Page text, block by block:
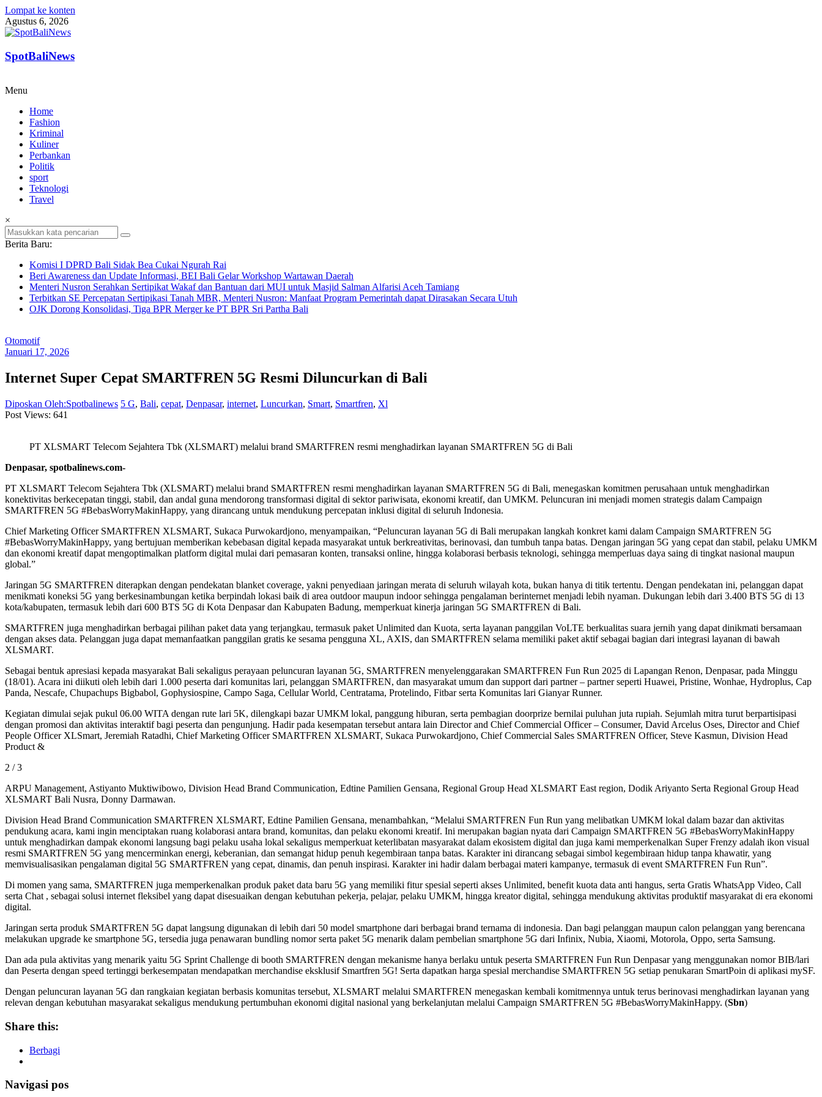
Lompat ke konten
Agustus 6, 2026
SpotBaliNews
Menu
Home
Fashion
Kriminal
Kuliner
Perbankan
Politik
sport
Teknologi
Travel
×
Berita Baru:
Komisi I DPRD Bali Sidak Bea Cukai Ngurah Rai
Beri Awareness dan Update Informasi, BEI Bali Gelar Workshop Wartawan Daerah
Menteri Nusron Serahkan Sertipikat Wakaf dan Bantuan dari MUI untuk Masjid Salman Alfarisi Aceh Tamiang
Terbitkan SE Percepatan Sertipikasi Tanah MBR, Menteri Nusron: Manfaat Program Pemerintah dapat Dirasakan Secara Utuh
OJK Dorong Konsolidasi, Tiga BPR Merger ke PT BPR Sri Partha Bali
Otomotif
Januari 17, 2026
Internet Super Cepat SMARTFREN 5G Resmi Diluncurkan di Bali
Diposkan Oleh:Spotbalinews 5 G, Bali, cepat, Denpasar, internet, Luncurkan, Smart, Smartfren, Xl
Post Views: 641
PT XLSMART Telecom Sejahtera Tbk (XLSMART) melalui brand SMARTFREN resmi menghadirkan layanan SMARTFREN 5G di Bali
Denpasar, spotbalinews.com-
PT XLSMART Telecom Sejahtera Tbk (XLSMART) melalui brand SMARTFREN resmi menghadirkan layanan SMARTFREN 5G di Bali, menegaskan komitmen perusahaan untuk menghadirkan
konektivitas berkecepatan tinggi, stabil, dan andal guna mendorong transformasi digital di sektor pariwisata, ekonomi kreatif, dan UMKM. Peluncuran ini menjadi momen strategis dalam Campaign
SMARTFREN 5G #BebasWorryMakinHappy, yang dirancang untuk mendukung percepatan inklusi digital di seluruh Indonesia.
Chief Marketing Officer SMARTFREN XLSMART, Sukaca Purwokardjono, menyampaikan, “Peluncuran layanan 5G di Bali merupakan langkah konkret kami dalam Campaign SMARTFREN 5G
#BebasWorryMakinHappy, yang bertujuan memberikan kebebasan digital kepada masyarakat untuk berkreativitas, berinovasi, dan tumbuh tanpa batas. Dengan jaringan 5G yang cepat dan stabil, pelaku UMKM
dan ekonomi kreatif dapat mengoptimalkan platform digital mulai dari pemasaran konten, transaksi online, hingga kolaborasi berbasis teknologi, sehingga memperluas daya saing di tingkat nasional maupun
global.”
Jaringan 5G SMARTFREN diterapkan dengan pendekatan blanket coverage, yakni penyediaan jaringan merata di seluruh wilayah kota, bukan hanya di titik tertentu. Dengan pendekatan ini, pelanggan dapat
menikmati koneksi 5G yang berkesinambungan ketika berpindah lokasi baik di area outdoor maupun indoor sehingga pengalaman berinternet menjadi lebih nyaman. Dukungan lebih dari 3.400 BTS 5G di 13
kota/kabupaten, termasuk lebih dari 600 BTS 5G di Kota Denpasar dan Kabupaten Badung, memperkuat kinerja jaringan 5G SMARTFREN di Bali.
SMARTFREN juga menghadirkan berbagai pilihan paket data yang terjangkau, termasuk paket Unlimited dan Kuota, serta layanan panggilan VoLTE berkualitas suara jernih yang dapat dinikmati bersamaan
dengan akses data. Pelanggan juga dapat memanfaatkan panggilan gratis ke sesama pengguna XL, AXIS, dan SMARTFREN selama memiliki paket aktif sebagai bagian dari integrasi layanan di bawah
XLSMART.
Sebagai bentuk apresiasi kepada masyarakat Bali sekaligus perayaan peluncuran layanan 5G, SMARTFREN menyelenggarakan SMARTFREN Fun Run 2025 di Lapangan Renon, Denpasar, pada Minggu
(18/01). Acara ini diikuti oleh lebih dari 1.000 peserta dari komunitas lari, pelanggan SMARTFREN, dan masyarakat umum dan support dari partner – partner seperti Huawei, Pristine, Wonhae, Hydroplus, Cap
Panda, Nescafe, Chupachups Bigbabol, Gophysiospine, Campo Saga, Cellular World, Centratama, Protelindo, Fitbar serta Komunitas lari Gianyar Runner.
Kegiatan dimulai sejak pukul 06.00 WITA dengan rute lari 5K, dilengkapi bazar UMKM lokal, panggung hiburan, serta pembagian doorprize bernilai puluhan juta rupiah. Sejumlah mitra turut berpartisipasi
dengan promosi dan aktivitas interaktif bagi peserta dan pengunjung. Hadir pada kesempatan tersebut antara lain Director and Chief Commercial Officer – Consumer, David Arcelus Oses, Director and Chief
People Officer XLSmart, Jeremiah Ratadhi, Chief Marketing Officer SMARTFREN XLSMART, Sukaca Purwokardjono, Chief Commercial Sales SMARTFREN Officer, Steve Kasmun, Division Head
Product &
2 / 3
ARPU Management, Astiyanto Muktiwibowo, Division Head Brand Communication, Edtine Pamilien Gensana, Regional Group Head XLSMART East region, Dodik Ariyanto Serta Regional Group Head
XLSMART Bali Nusra, Donny Darmawan.
Division Head Brand Communication SMARTFREN XLSMART, Edtine Pamilien Gensana, menambahkan, “Melalui SMARTFREN Fun Run yang melibatkan UMKM lokal dalam bazar dan aktivitas
pendukung acara, kami ingin menciptakan ruang kolaborasi antara brand, komunitas, dan pelaku ekonomi kreatif. Ini merupakan bagian nyata dari Campaign SMARTFREN 5G #BebasWorryMakinHappy
untuk menghadirkan dampak ekonomi langsung bagi pelaku usaha lokal sekaligus memperkuat keterlibatan masyarakat dalam ekosistem digital dan juga kami memperkenalkan Super Frenzy adalah ikon visual
resmi SMARTFREN 5G yang mencerminkan energi, keberanian, dan semangat hidup penuh kegembiraan tanpa batas. Karakter ini dirancang sebagai simbol kegembiraan hidup tanpa khawatir, yang
memvisualisasikan pengalaman digital 5G SMARTFREN yang cepat, dinamis, dan penuh inspirasi. Karakter ini hadir dalam berbagai materi kampanye, termasuk di event SMARTFREN Fun Run”.
Di momen yang sama, SMARTFREN juga memperkenalkan produk paket data baru 5G yang memiliki fitur spesial seperti akses Unlimited, benefit kuota data anti hangus, serta Gratis WhatsApp Video, Call
serta Chat , sebagai solusi internet fleksibel yang dapat disesuaikan dengan kebutuhan pekerja, pelajar, pelaku UMKM, hingga kreator digital, sehingga mendukung aktivitas produktif masyarakat di era ekonomi
digital.
Jaringan serta produk SMARTFREN 5G dapat langsung digunakan di lebih dari 50 model smartphone dari berbagai brand ternama di indonesia. Dan bagi pelanggan maupun calon pelanggan yang berencana
melakukan upgrade ke smartphone 5G, tersedia juga penawaran bundling nomor serta paket 5G menarik dalam pembelian smartphone 5G dari Infinix, Nubia, Xiaomi, Motorola, Oppo, serta Samsung.
Dan ada pula aktivitas yang menarik yaitu 5G Sprint Challenge di booth SMARTFREN dengan mekanisme hanya berlaku untuk peserta SMARTFREN Fun Run Denpasar yang menggunakan nomor BIB/lari
dan Peserta dengan speed tertinggi berkesempatan mendapatkan merchandise eksklusif Smartfren 5G! Serta dapatkan harga spesial merchandise SMARTFREN 5G setiap penukaran SmartPoin di aplikasi mySF.
Dengan peluncuran layanan 5G dan rangkaian kegiatan berbasis komunitas tersebut, XLSMART melalui SMARTFREN menegaskan kembali komitmennya untuk terus berinovasi menghadirkan layanan yang
relevan dengan kebutuhan masyarakat sekaligus mendukung pertumbuhan ekonomi digital nasional yang berkelanjutan melalui Campaign SMARTFREN 5G #BebasWorryMakinHappy. (Sbn)
Share this:
Berbagi
Navigasi pos